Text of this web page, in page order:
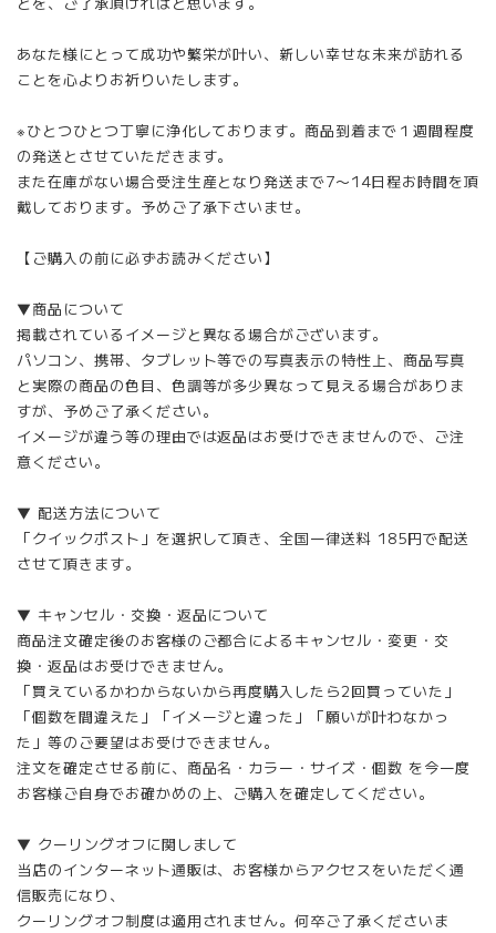
あなた様にとって成功や繁栄が叶い、新しい幸せな未来が訪れる
ことを心よりお祈りいたします。
※ひとつひとつ丁寧に浄化しております。商品到着まで１週間程度
の発送とさせていただきます。
また在庫がない場合受注生産となり発送まで7〜14日程お時間を頂
戴しております。予めご了承下さいませ。
【ご購入の前に必ずお読みください】
▼商品について
掲載されているイメージと異なる場合がございます。
パソコン、携帯、タブレット等での写真表示の特性上、商品写真
と実際の商品の色目、色調等が多少異なって見える場合がありま
すが、予めご了承ください。
イメージが違う等の理由では返品はお受けできませんので、ご注
意ください。
▼ 配送方法について
「クイックポスト」を選択して頂き、全国一律送料 185円で配送
させて頂きます。
▼ キャンセル・交換・返品について
商品注文確定後のお客様のご都合によるキャンセル・変更・交
換・返品はお受けできません。
「買えているかわからないから再度購入したら2回買っていた」
「個数を間違えた」「イメージと違った」「願いが叶わなかっ
た」等のご要望はお受けできません。
注文を確定させる前に、商品名・カラー・サイズ・個数 を今一度
お客様ご自身でお確かめの上、ご購入を確定してください。
▼ クーリングオフに関しまして
当店のインターネット通販は、お客様からアクセスをいただく通
信販売になり、
クーリングオフ制度は適用されません。何卒ご了承くださいま